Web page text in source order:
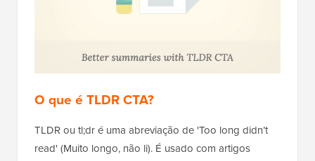
O que é TLDR CTA?
TLDR ou tl;dr é uma abreviação de 'Too long didn’t
read' (Muito longo, não li). É usado com artigos